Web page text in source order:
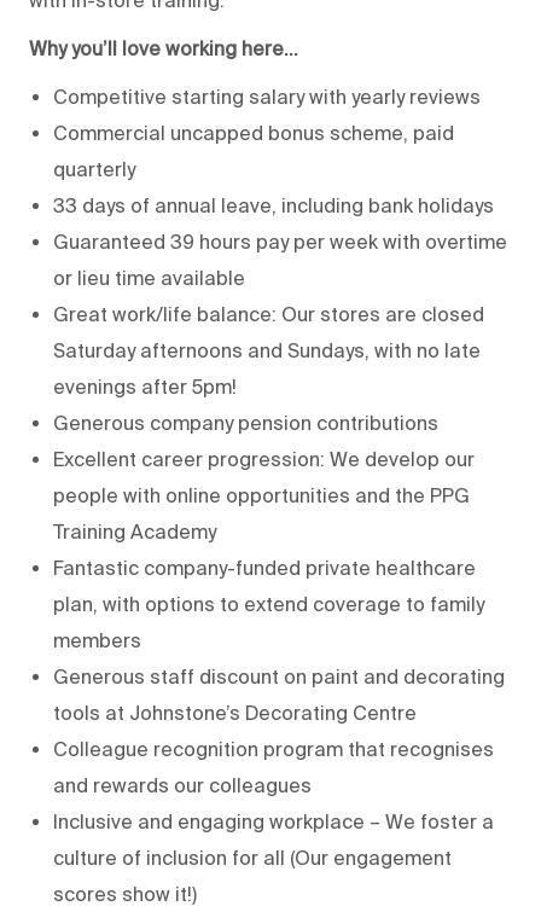
Why you’ll love working here…
Competitive starting salary with yearly reviews
Commercial uncapped bonus scheme, paid
quarterly
33 days of annual leave, including bank holidays
Guaranteed 39 hours pay per week with overtime
or lieu time available
Great work/life balance: Our stores are closed
Saturday afternoons and Sundays, with no late
evenings after 5pm!
Generous company pension contributions
Excellent career progression: We develop our
people with online opportunities and the PPG
Training Academy
Fantastic company-funded private healthcare
plan, with options to extend coverage to family
members
Generous staff discount on paint and decorating
tools at Johnstone’s Decorating Centre
Colleague recognition program that recognises
and rewards our colleagues
Inclusive and engaging workplace – We foster a
culture of inclusion for all (Our engagement
scores show it!)